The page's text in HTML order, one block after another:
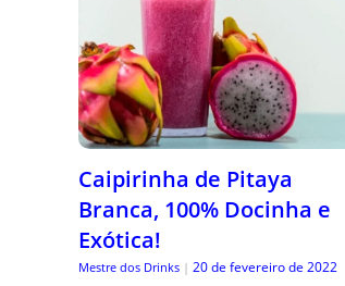
Caipirinha de Pitaya
Branca, 100% Docinha e
Exótica!
Mestre dos Drinks | 20 de fevereiro de 2022